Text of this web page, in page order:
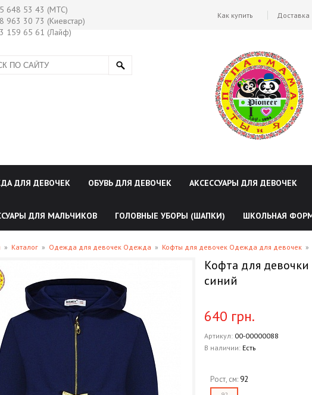
648 53 43 (МТС)
963 30 73 (Киевстар)
159 65 61 (Лайф)
Как купить Доставка
ДЛЯ ДЕВОЧЕК ОБУВЬ ДЛЯ ДЕВОЧЕК АКСЕССУАРЫ ДЛЯ ДЕВОЧЕК
ДЛЯ МАЛЬЧИКОВ ГОЛОВНЫЕ УБОРЫ (ШАПКИ) ШКОЛЬНАЯ
» Каталог » Одежда для девочек Одежда » Кофты для девочек Одежда для девочек »
Кофта для девочки
синий
640 грн.
Артикул: 00-00000088
В наличии: Есть
Рост, см: 92